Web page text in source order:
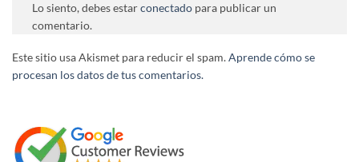
Lo siento, debes estarconectado para publicar un
comentario.
Este sitio usa Akismet para reducir el spam.Aprende cómo se
procesan los datos de tus comentarios.